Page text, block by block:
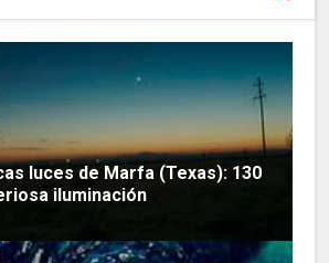
luces de Marfa (Texas): 130
iluminación